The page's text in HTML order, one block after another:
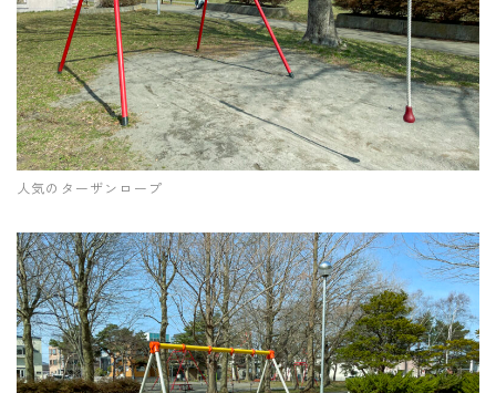
人気のターザンロープ